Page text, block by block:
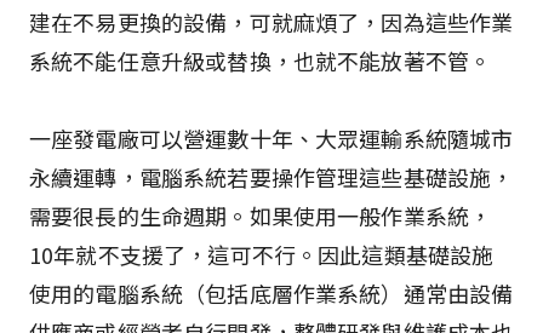
建在不易更換的設備，可就麻煩了，因為這些作業
系統不能任意升級或替換，也就不能放著不管。
一座發電廠可以營運數十年、大眾運輸系統隨城市
永續運轉，電腦系統若要操作管理這些基礎設施，
需要很長的生命週期。如果使用一般作業系統，
10年就不支援了，這可不行。因此這類基礎設施
使用的電腦系統（包括底層作業系統）通常由設備